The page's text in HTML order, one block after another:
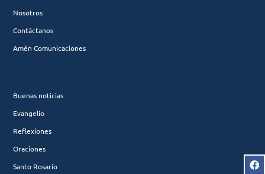
Nosotros
Contáctanos
Amén Comunicaciones
Buenas noticias
Evangelio
Reflexiones
Oraciones
Santo Rosario